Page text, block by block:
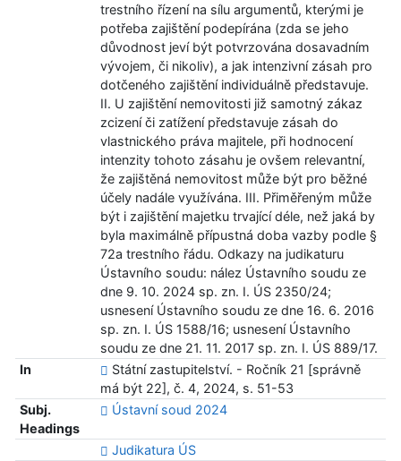
trestního řízení na sílu argumentů, kterými je
potřeba zajištění podepírána (zda se jeho
důvodnost jeví být potvrzována dosavadním
vývojem, či nikoliv), a jak intenzivní zásah pro
dotčeného zajištění individuálně představuje.
II. U zajištění nemovitosti již samotný zákaz
zcizení či zatížení představuje zásah do
vlastnického práva majitele, při hodnocení
intenzity tohoto zásahu je ovšem relevantní,
že zajištěná nemovitost může být pro běžné
účely nadále využívána. III. Přiměřeným může
být i zajištění majetku trvající déle, než jaká by
byla maximálně přípustná doba vazby podle §
72a trestního řádu. Odkazy na judikaturu
Ústavního soudu: nález Ústavního soudu ze
dne 9. 10. 2024 sp. zn. I. ÚS 2350/24;
usnesení Ústavního soudu ze dne 16. 6. 2016
sp. zn. I. ÚS 1588/16; usnesení Ústavního
soudu ze dne 21. 11. 2017 sp. zn. I. ÚS 889/17.
In
Státní zastupitelství. - Ročník 21 [správně
má být 22], č. 4, 2024, s. 51-53
Subj.
Headings
Ústavní soud 2024
Judikatura ÚS